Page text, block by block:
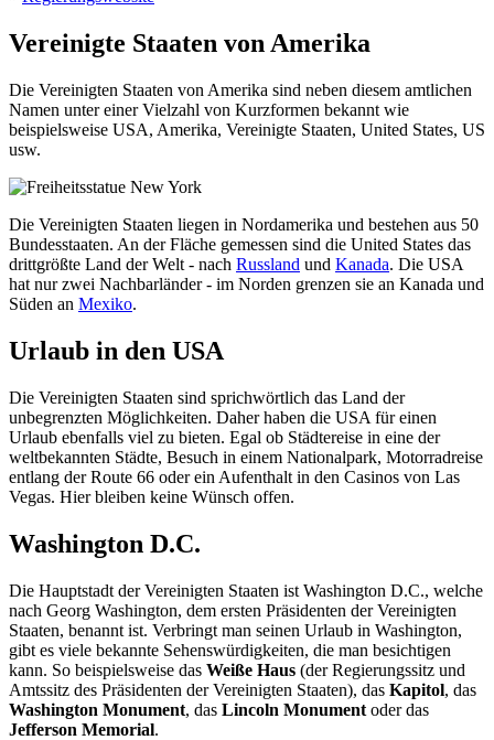
Vereinigte Staaten von Amerika
Die Vereinigten Staaten von Amerika sind neben diesem amtlichen
Namen unter einer Vielzahl von Kurzformen bekannt wie
beispielsweise USA, Amerika, Vereinigte Staaten, United States, US
usw.
Die Vereinigten Staaten liegen in Nordamerika und bestehen aus 50
Bundesstaaten. An der Fläche gemessen sind die United States das
drittgrößte Land der Welt - nach Russland und Kanada. Die USA
hat nur zwei Nachbarländer - im Norden grenzen sie an Kanada und
Süden an Mexiko.
Urlaub in den USA
Die Vereinigten Staaten sind sprichwörtlich das Land der
unbegrenzten Möglichkeiten. Daher haben die USA für einen
Urlaub ebenfalls viel zu bieten. Egal ob Städtereise in eine der
weltbekannten Städte, Besuch in einem Nationalpark, Motorradreise
entlang der Route 66 oder ein Aufenthalt in den Casinos von Las
Vegas. Hier bleiben keine Wünsch offen.
Washington D.C.
Die Hauptstadt der Vereinigten Staaten ist Washington D.C., welche
nach Georg Washington, dem ersten Präsidenten der Vereinigten
Staaten, benannt ist. Verbringt man seinen Urlaub in Washington,
gibt es viele bekannte Sehenswürdigkeiten, die man besichtigen
kann. So beispielsweise das Weiße Haus (der Regierungssitz und
Amtssitz des Präsidenten der Vereinigten Staaten), das Kapitol, das
Washington Monument, das Lincoln Monument oder das
Jefferson Memorial.